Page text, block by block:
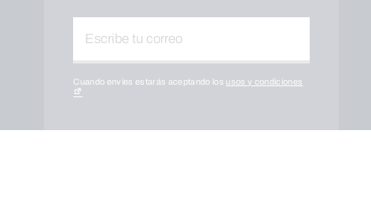
Cuando envíes estarás aceptando los usos y condiciones